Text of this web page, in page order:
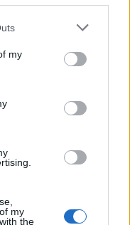
my
my
the
parkavimo tarifai